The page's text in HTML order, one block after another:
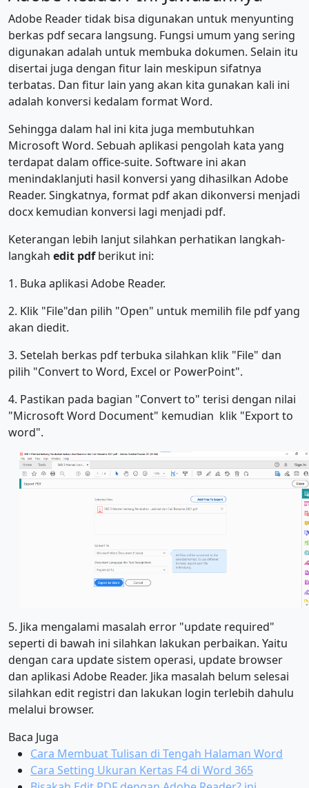
Adobe Reader tidak bisa digunakan untuk menyunting
berkas pdf secara langsung. Fungsi umum yang sering
digunakan adalah untuk membuka dokumen. Selain itu
disertai juga dengan fitur lain meskipun sifatnya
terbatas. Dan fitur lain yang akan kita gunakan kali ini
adalah konversi kedalam format Word.
Sehingga dalam hal ini kita juga membutuhkan
Microsoft Word. Sebuah aplikasi pengolah kata yang
terdapat dalam office-suite. Software ini akan
menindaklanjuti hasil konversi yang dihasilkan Adobe
Reader. Singkatnya, format pdf akan dikonversi menjadi
docx kemudian konversi lagi menjadi pdf.
Keterangan lebih lanjut silahkan perhatikan langkah-
langkah edit pdfberikut ini:
1. Buka aplikasi Adobe Reader.
2. Klik "File"dan pilih "Open" untuk memilih file pdf yang
akan diedit.
3. Setelah berkas pdf terbuka silahkan klik "File" dan
pilih "Convert to Word, Excel or PowerPoint".
4. Pastikan pada bagian "Convert to" terisi dengan nilai
"Microsoft Word Document" kemudian klik "Export to
word".
5. Jika mengalami masalah error "update required"
seperti di bawah ini silahkan lakukan perbaikan. Yaitu
dengan cara update sistem operasi, update browser
dan aplikasi Adobe Reader. Jika masalah belum selesai
silahkan edit registri dan lakukan login terlebih dahulu
melalui browser.
Baca Juga
Cara Membuat Tulisan di Tengah Halaman Word
Cara Setting Ukuran Kertas F4 di Word 365